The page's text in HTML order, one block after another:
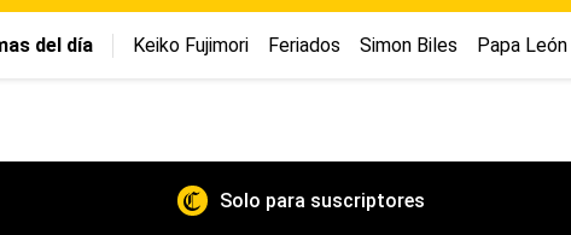
del día Keiko Fujimori Feriados Simon Biles Papa
Solo para suscriptores